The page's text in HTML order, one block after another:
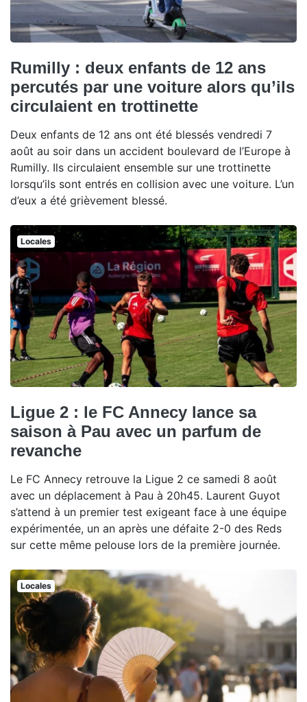
Rumilly : deux enfants de 12 ans
percutés par une voiture alors qu’ils
circulaient en trottinette
Deux enfants de 12 ans ont été blessés vendredi 7
août au soir dans un accident boulevard de l’Europe à
Rumilly. Ils circulaient ensemble sur une trottinette
lorsqu’ils sont entrés en collision avec une voiture. L’un
d’eux a été grièvement blessé.
Locales
Ligue 2 : le FC Annecy lance sa
saison à Pau avec un parfum de
revanche
Le FC Annecy retrouve la Ligue 2 ce samedi 8 août
avec un déplacement à Pau à 20h45. Laurent Guyot
s’attend à un premier test exigeant face à une équipe
expérimentée, un an après une défaite 2-0 des Reds
sur cette même pelouse lors de la première journée.
Locales